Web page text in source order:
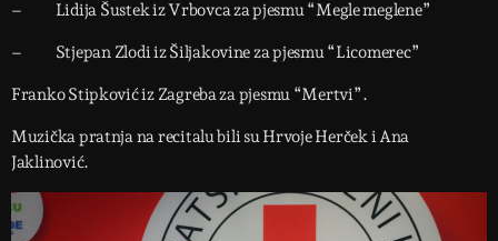
– Lidija Šustek iz Vrbovca za pjesmu “Megle meglene”
– Stjepan Zlodi iz Šiljakovine za pjesmu “Licomerec”
Franko Stipković iz Zagreba za pjesmu “Mertvi”.
Muzička pratnja na recitalu bili su Hrvoje Herček i Ana
Jaklinović.